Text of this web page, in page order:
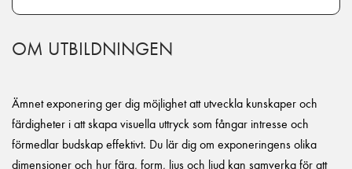
OM UTBILDNINGEN
Ämnet exponering ger dig möjlighet att utveckla kunskaper och
färdigheter i att skapa visuella uttryck som fångar intresse och
förmedlar budskap effektivt. Du lär dig om exponeringens olika
dimensioner och hur färg, form, ljus och ljud kan samverka för att